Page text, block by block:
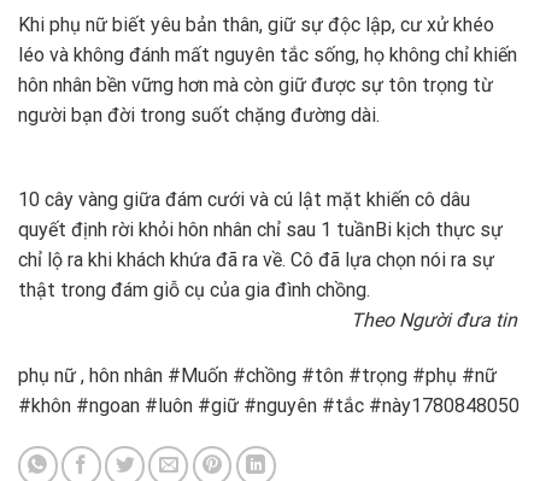
Khi phụ nữ biết yêu bản thân, giữ sự độc lập, cư xử khéo
léo và không đánh mất nguyên tắc sống, họ không chỉ khiến
hôn nhân bền vững hơn mà còn giữ được sự tôn trọng từ
người bạn đời trong suốt chặng đường dài.
10 cây vàng giữa đám cưới và cú lật mặt khiến cô dâu
quyết định rời khỏi hôn nhân chỉ sau 1 tuầnBi kịch thực sự
chỉ lộ ra khi khách khứa đã ra về. Cô đã lựa chọn nói ra sự
thật trong đám giỗ cụ của gia đình chồng.
Theo Người đưa tin
phụ nữ , hôn nhân #Muốn #chồng #tôn #trọng #phụ #nữ
#khôn #ngoan #luôn #giữ #nguyên #tắc #này1780848050